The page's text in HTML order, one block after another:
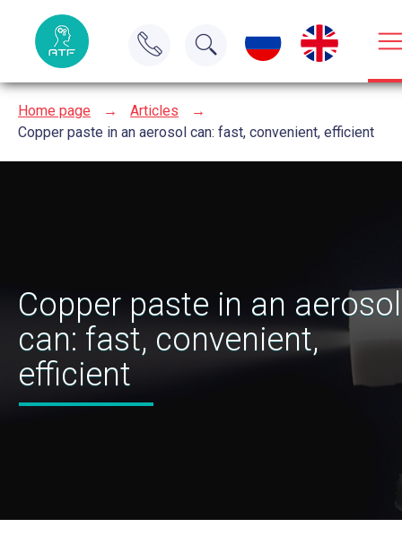
Home page → Articles
→
Copper paste in an aerosol can: fast, convenient, efficient
Copper paste in an aerosol
can: fast, convenient,
efficient